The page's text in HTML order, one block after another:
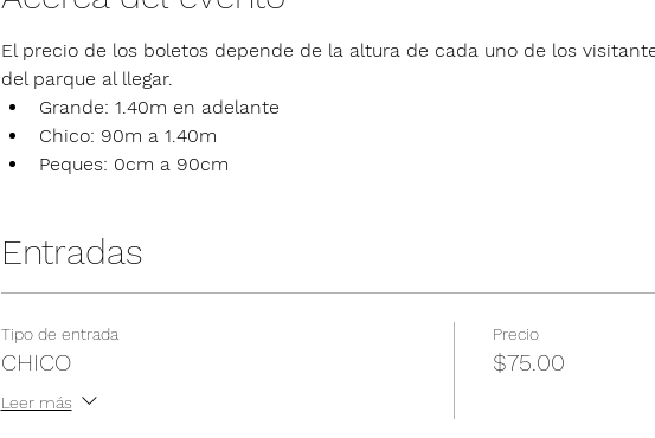
El precio de los boletos depende de la altura de cada uno de los
del parque al llegar.
Grande: 1.40m en adelante
Chico: 90m a 1.40m
Peques: 0cm a 90cm
Entradas
Tipo de entrada
CHICO
Leer más
Precio
$75.00